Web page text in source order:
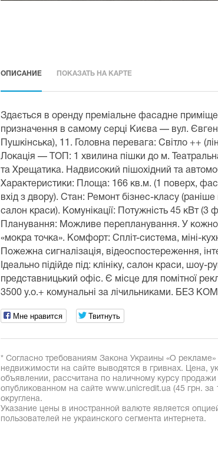
ОПИСАНИЕ ПОКАЗАТЬ НА КАРТЕ
Здається в оренду преміальне фасадне
призначення в самому серці Києва — вул.
Пушкінська), 11. Головна перевага: Світло ++
Локація — ТОП: 1 хвилина пішки до м.
та Хрещатика. Надвисокий пішохідний та
Характеристики: Площа: 166 кв.м. (1 поверх,
вхід з двору). Стан: Ремонт бізнес-класу
салон краси). Комунікації: Потужність 45 кВт (3
Планування: Можливе перепланування. У
«мокра точка». Комфорт: Спліт-система, міні-
Пожежна сигналізація, відеоспостереження,
Ідеально підійде під: клініку, салон краси, шоу-
представницький офіс. Є місце для помітної
3500 у.о.+ комунальні за лічильниками. БЕЗ
Мне нравится Твитнуть
* Согласно требованиям Закона Украины «О рекламе»
недвижимости на сайте выводятся в гривнах. Цена,
объявлении, рассчитана по наличному курсу
опубликованном на сайте www.unicredit.ua (45 грн. за
округлена.
Указание цены в иностранной валюте является
пользователей не украинского сегмента интернета.